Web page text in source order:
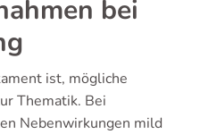
bei
ist, mögliche
Thematik. Bei
Nebenwirkungen mild